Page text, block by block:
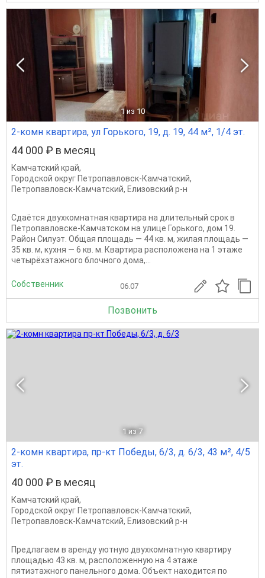
1 из 10
2-комн квартира, ул Горького, 19, д. 19, 44 м², 1/4 эт.
44 000 ₽ в месяц
Камчатский край,
Городской округ Петропавловск-Камчатский,
Петропавловск-Камчатский, Елизовский р-н
Сдаётся двухкомнатная квартира на длительный срок в
Петропавловске-Камчатском на улице Горького, дом 19.
Район Силуэт. Общая площадь — 44 кв. м, жилая площадь —
35 кв. м, кухня — 6 кв. м. Квартира расположена на 1 этаже
четырёхэтажного блочного дома,...
Собственник 06.07
Позвонить
1 из 7
2-комн квартира, пр-кт Победы, 6/3, д. 6/3, 43 м², 4/5
эт.
40 000 ₽ в месяц
Камчатский край,
Городской округ Петропавловск-Камчатский,
Петропавловск-Камчатский, Елизовский р-н
Предлагаем в аренду уютную двухкомнатную квартиру
площадью 43 кв. м, расположенную на 4 этаже
пятиэтажного панельного дома. Объект находится по